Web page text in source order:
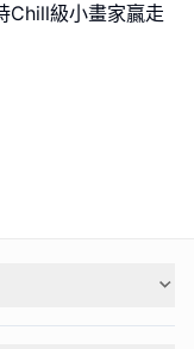
Chill級小畫家贏走